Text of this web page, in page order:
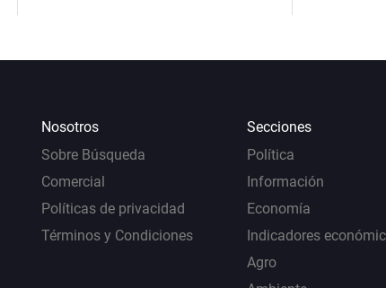
Nosotros
Sobre Búsqueda
Comercial
Políticas de privacidad
Términos y Condiciones
Secciones
Política
Información
Economía
Indicadores
Agro